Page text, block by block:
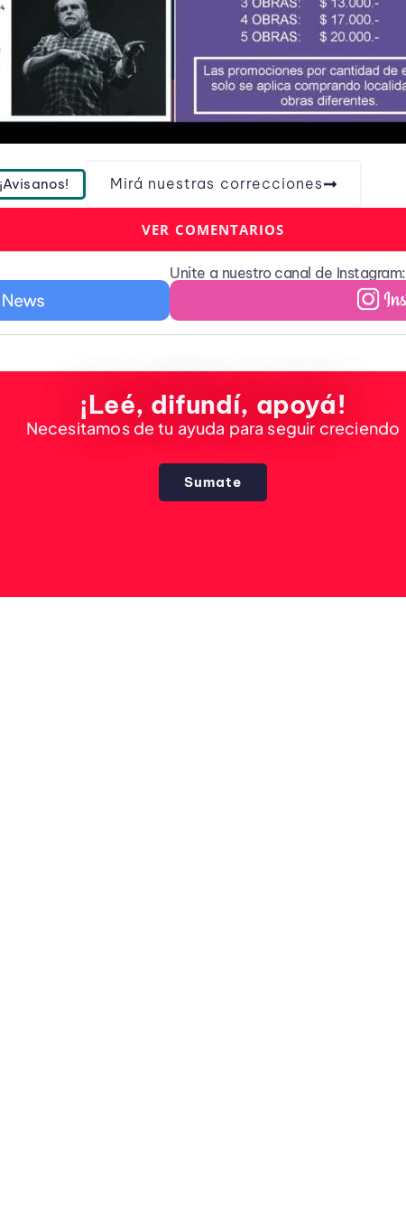
Mirá nuestras correcciones
VER COMENTARIOS
Unite a nuestro canal de Instagram:
¡Leé, difundí, apoyá!
Necesitamos de tu ayuda para seguir creciendo
Sumate